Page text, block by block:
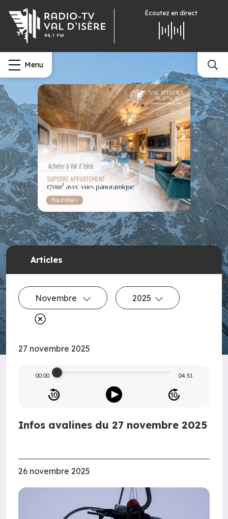
Écoutez en direct
Menu
Articles
Novembre 2025
27 novembre 2025
00:00 04:51
Infos avalines du 27 novembre 2025
26 novembre 2025